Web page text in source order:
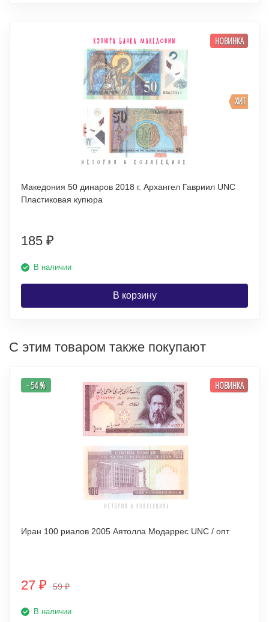
ХИТ
НОВИНКА
Македония 50 динаров 2018 г. Архангел Гавриил UNC
Пластиковая купюра
185 ₽
В наличии
В корзину
С этим товаром также покупают
- 54 % НОВИНКА
Иран 100 риалов 2005 Аятолла Модаррес UNC / опт
27 ₽ 59₽
В наличии